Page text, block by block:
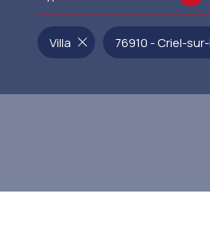
Villa 76910 - Criel-